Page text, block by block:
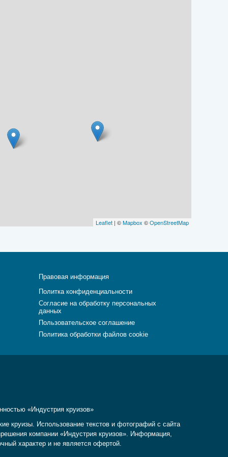
Leaflet | ©Mapbox ©OpenStreetMap
Правовая информация
Политка конфиденциальности
Согласие на обработку персональных
данных
Пользовательское соглашение
Политика обработки файлов cookie
«Индустрия круизов»
круизы. Использование текстов и фотографий с сайта
компании «Индустрия круизов». Информация,
характер и не является офертой.